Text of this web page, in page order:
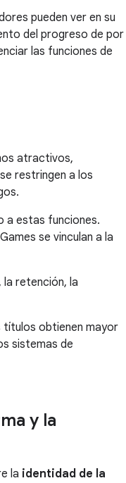
pueden ver en su
del progreso de por
las funciones de
atractivos,
restringen a los
a estas funciones.
se vinculan a la
la retención, la
títulos obtienen mayor
sistemas de
y la
la identidad de la